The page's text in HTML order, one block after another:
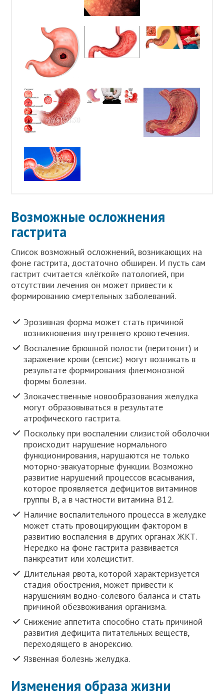
Возможные осложнения
гастрита
Список возможный осложнений, возникающих на
фоне гастрита, достаточно обширен. И пусть сам
гастрит считается «лёгкой» патологией, при
отсутствии лечения он может привести к
формированию смертельных заболеваний.
Эрозивная форма может стать причиной
возникновения внутреннего кровотечения.
Воспаление брюшной полости (перитонит) и
заражение крови (сепсис) могут возникать в
результате формирования флегмонозной
формы болезни.
Злокачественные новообразования желудка
могут образовываться в результате
атрофического гастрита.
Поскольку при воспалении слизистой оболочки
происходит нарушение нормального
функционирования, нарушаются не только
моторно-эвакуаторные функции. Возможно
развитие нарушений процессов всасывания,
которое проявляется дефицитов витаминов
группы В, а в частности витамина В12.
Наличие воспалительного процесса в желудке
может стать провоцирующим фактором в
развитию воспаления в других органах ЖКТ.
Нередко на фоне гастрита развивается
панкреатит или холецистит.
Длительная рвота, которой характеризуется
стадия обострения, может привести к
нарушениям водно-солевого баланса и стать
причиной обезвоживания организма.
Снижение аппетита способно стать причиной
развития дефицита питательных веществ,
переходящего в анорексию.
Язвенная болезнь желудка.
Изменения образа жизни